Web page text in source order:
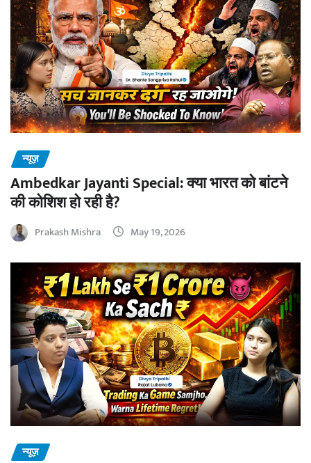
न्यूज़
Ambedkar Jayanti Special: क्या भारत को बांटने
की कोशिश हो रही है?
Prakash Mishra May 19, 2026
न्यूज़